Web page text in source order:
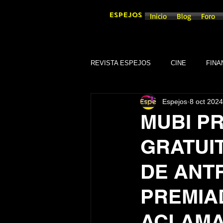
ESPEJOS Inicio Blog Foro
REVISTA ESPEJOS CINE
DEPORTES SOCIEDAD
SINDICATOS
MUBI
DE
Espejos 8 oct 2024